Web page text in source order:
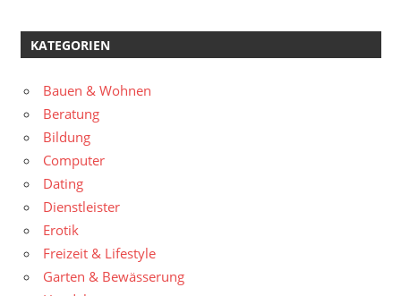
KATEGORIEN
Bauen & Wohnen
Beratung
Bildung
Computer
Dating
Dienstleister
Erotik
Freizeit & Lifestyle
Garten & Bewässerung